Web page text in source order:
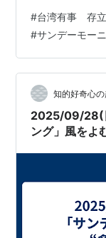
ありませんでし
場合は、ある筋
交政策などに関
す。しかし、小
あります。とい
危機事態」発言
#台湾有事 存
#サンデーモー
知的好奇心
2025/09/28(
ング」風をよ